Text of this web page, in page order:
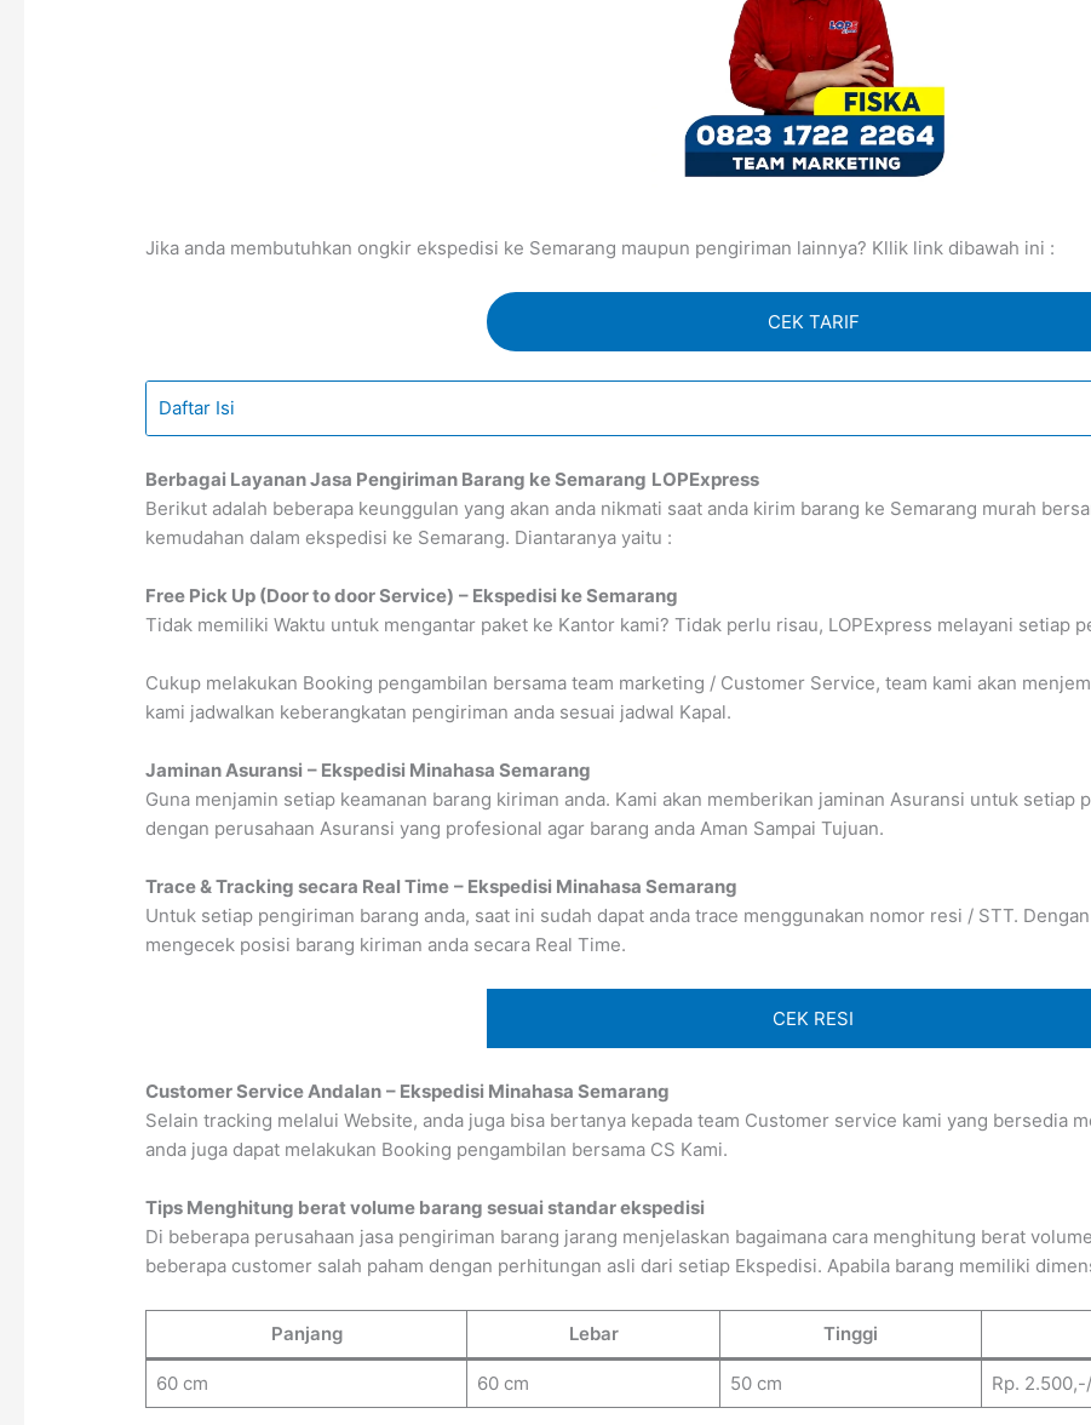
Jika anda membutuhkan ongkir ekspedisi ke Semarang maupun pengiriman lainnya? Kllik link dibawah ini :
CEK TARIF
Daftar Isi
Berbagai Layanan Jasa Pengiriman Barang ke Semarang LOPExpress
Berikut adalah beberapa keunggulan yang akan anda nikmati saat anda kirim barang ke Semarang murah
kemudahan dalam ekspedisi ke Semarang. Diantaranya yaitu :
Free Pick Up (Door to door Service) – Ekspedisi ke Semarang
Tidak memiliki Waktu untuk mengantar paket ke Kantor kami? Tidak perlu risau, LOPExpress melayani setiap
Cukup melakukan Booking pengambilan bersama team marketing / Customer Service, team kami akan
kami jadwalkan keberangkatan pengiriman anda sesuai jadwal Kapal.
Jaminan Asuransi – Ekspedisi Minahasa Semarang
Guna menjamin setiap keamanan barang kiriman anda. Kami akan memberikan jaminan Asuransi untuk setiap
dengan perusahaan Asuransi yang profesional agar barang anda Aman Sampai Tujuan.
Trace & Tracking secara Real Time – Ekspedisi Minahasa Semarang
Untuk setiap pengiriman barang anda, saat ini sudah dapat anda trace menggunakan nomor resi / STT.
mengecek posisi barang kiriman anda secara Real Time.
CEK RESI
Customer Service Andalan – Ekspedisi Minahasa Semarang
Selain tracking melalui Website, anda juga bisa bertanya kepada team Customer service kami yang bersedia
anda juga dapat melakukan Booking pengambilan bersama CS Kami.
Tips Menghitung berat volume barang sesuai standar ekspedisi
Di beberapa perusahaan jasa pengiriman barang jarang menjelaskan bagaimana cara menghitung berat
beberapa customer salah paham dengan perhitungan asli dari setiap Ekspedisi. Apabila barang memiliki
Panjang Lebar Tinggi
60 cm 60 cm 50 cm Rp.